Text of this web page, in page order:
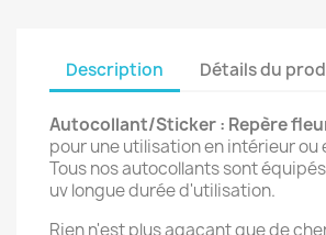
Description Détails du
Autocollant/Sticker : Repère
pour une utilisation en intérieur ou
Tous nos autocollants sont
uv longue durée d'utilisation.